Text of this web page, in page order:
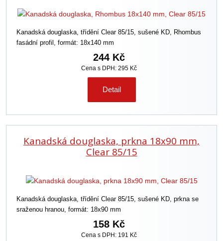
Kanadská douglaska, třídění Clear 85/15, sušené KD, Rhombus
fasádní profil, formát: 18x140 mm
244 Kč
Cena s DPH: 295 Kč
Detail
Kanadská douglaska, prkna 18x90 mm,
Clear 85/15
Kanadská douglaska, třídění Clear 85/15, sušené KD, prkna se
sraženou hranou, formát: 18x90 mm
158 Kč
Cena s DPH: 191 Kč